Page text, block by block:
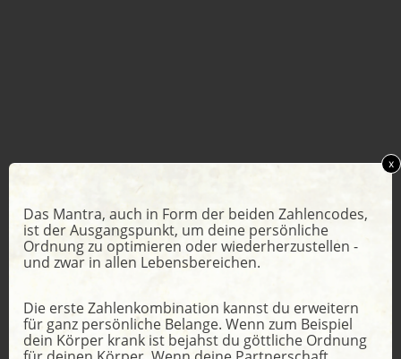
Das Mantra, auch in Form der beiden Zahlencodes,
ist der Ausgangspunkt, um deine persönliche
Ordnung zu optimieren oder wiederherzustellen -
und zwar in allen Lebensbereichen.
Die erste Zahlenkombination kannst du erweitern
für ganz persönliche Belange. Wenn zum Beispiel
dein Körper krank ist bejahst du göttliche Ordnung
x